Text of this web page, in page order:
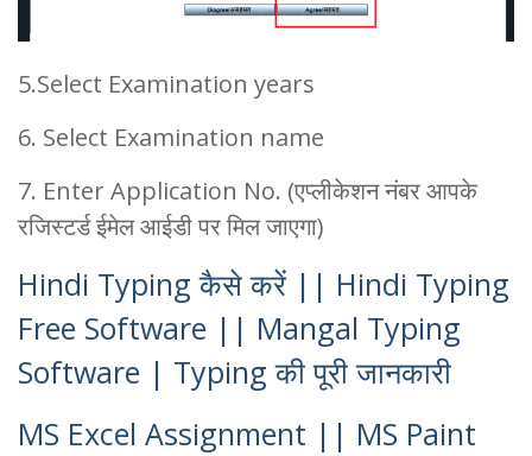
5.Select Examination years
6. Select Examination name
7. Enter Application No. (एप्लीकेशन नंबर आपके
रजिस्टर्ड ईमेल आईडी पर मिल जाएगा)
Hindi Typing कैसे करें || Hindi Typing
Free Software || Mangal Typing
Software | Typing की पूरी जानकारी
MS Excel Assignment || MS Paint